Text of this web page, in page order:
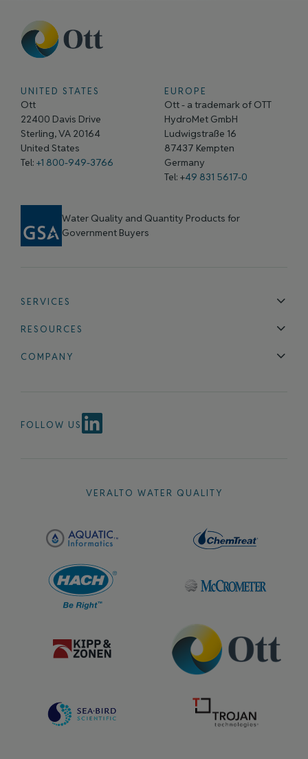
UNITED STATES
Ott
22400 Davis Drive
Sterling, VA 20164
United States
Tel: +1 800-949-3766
EUROPE
Ott - a trademark of OTT
HydroMet GmbH
Ludwigstraße 16
87437 Kempten
Germany
Tel: +49 831 5617-0
Water Quality and Quantity Products for
Government Buyers
SERVICES
RESOURCES
COMPANY
FOLLOW US
VERALTO WATER QUALITY